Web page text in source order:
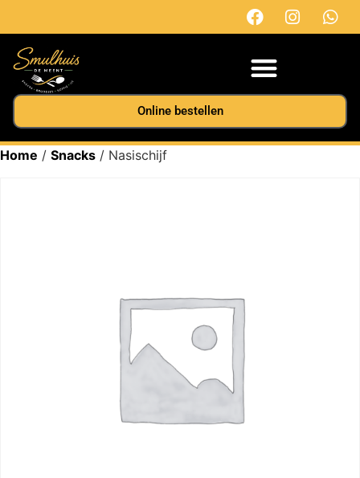
Online bestellen
Home / Snacks / Nasischijf